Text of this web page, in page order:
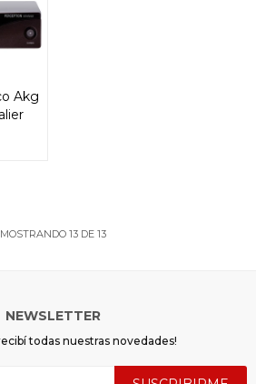
Akg
MOSTRANDO 13DE 13
NEWSLETTER
todas nuestras novedades!